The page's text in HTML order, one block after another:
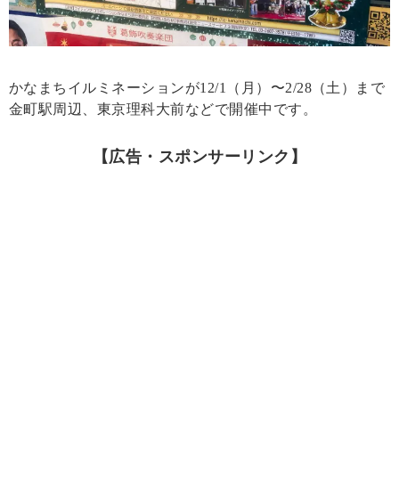
かなまちイルミネーションが12/1（月）〜2/28（土）まで
金町駅周辺、東京理科大前などで開催中です。
【広告・スポンサーリンク】